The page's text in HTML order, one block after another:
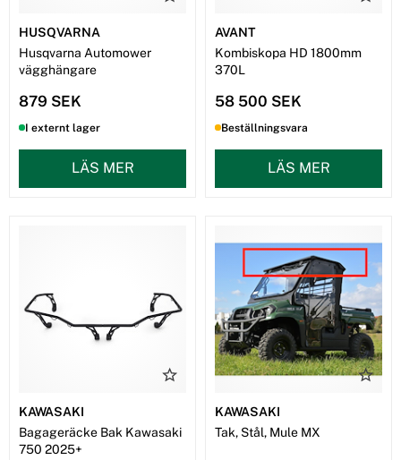
HUSQVARNA
Husqvarna Automower
vägghängare
879 SEK
I externt lager
LÄS MER
AVANT
Kombiskopa HD 1800mm
370L
58 500 SEK
Beställningsvara
LÄS MER
KAWASAKI
Bagageräcke Bak Kawasaki
750 2025+
KAWASAKI
Tak, Stål, Mule MX